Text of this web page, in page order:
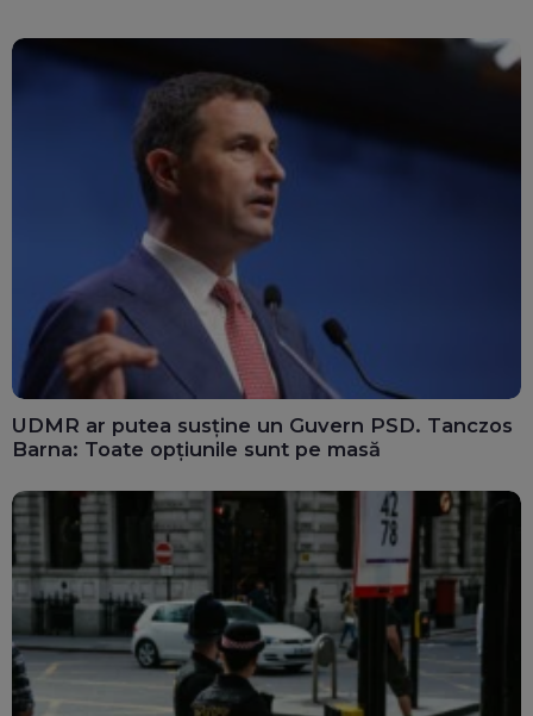
UDMR ar putea susține un Guvern PSD. Tanczos
Barna: Toate opțiunile sunt pe masă